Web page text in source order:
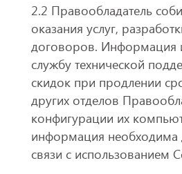
2.2 Правообладатель
оказания услуг,
договоров. Информация
службу технической
скидок при продлении
других отделов
конфигурации их
информация необходима
связи с использованием